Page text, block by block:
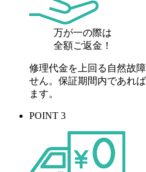
万が一の際は
全額ご返金！
修理代金を上回る自然故
せん。保証期間内であれ
ます。
POINT 3